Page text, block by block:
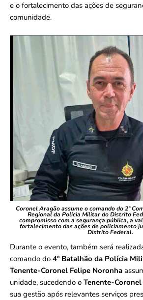
e o fortalecimento das ações de
comunidade.
Coronel Aragão assume o comando do 2º
Regional da Polícia Militar do Distrito
compromisso com a segurança pública, a
fortalecimento das ações de policiamento
Distrito Federal.
Durante o evento, também será
comando do 4º Batalhão da Polícia
Tenente-Coronel Felipe Noronha
unidade, sucedendo o Tenente-Coronel
sua gestão após relevantes serviços